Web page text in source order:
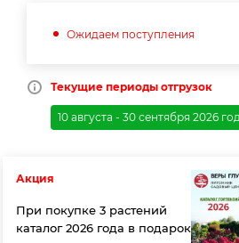
Ожидаем поступления
Текущие периоды отгрузок
10 августа - 30 сентября 2026 год
Акция
При покупке 3 растений
каталог 2026 года в подарок